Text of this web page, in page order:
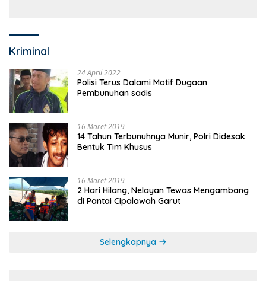
Kriminal
24 April 2022
Polisi Terus Dalami Motif Dugaan
Pembunuhan sadis
16 Maret 2019
14 Tahun Terbunuhnya Munir, Polri Didesak
Bentuk Tim Khusus
16 Maret 2019
2 Hari Hilang, Nelayan Tewas Mengambang
di Pantai Cipalawah Garut
Selengkapnya